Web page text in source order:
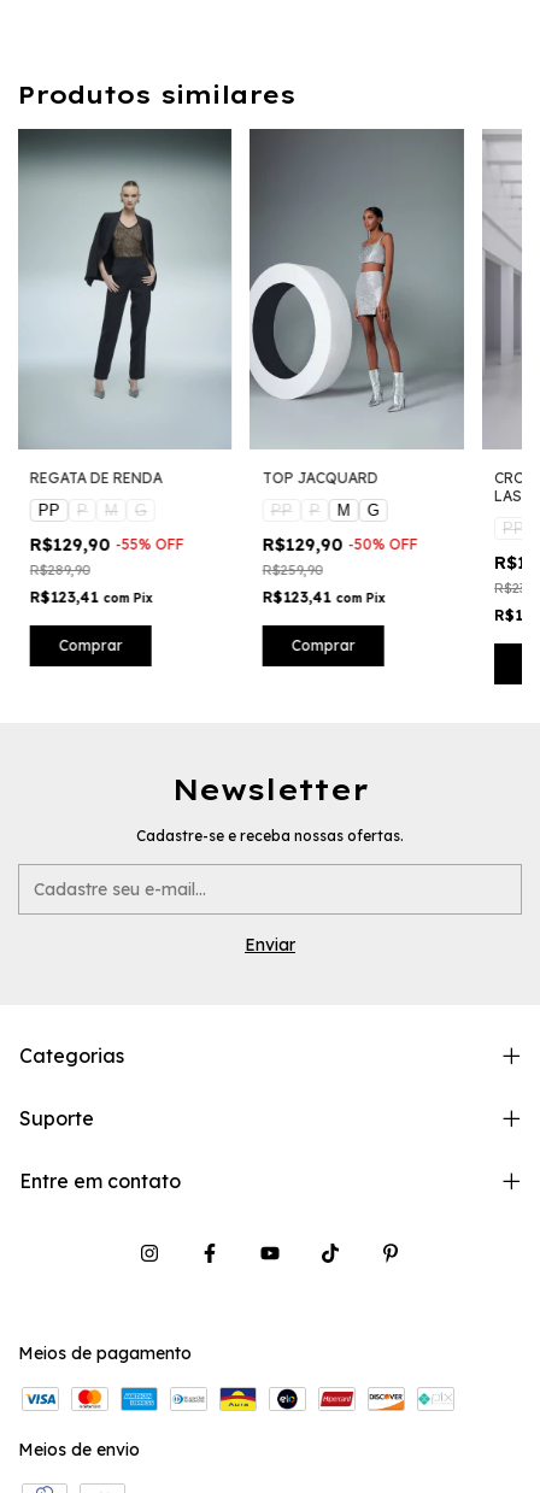
Produtos similares
REGATA DE RENDA
PP
P M G
R$129,90 -55% OFF
R$289,90
R$123,41 com Pix
Comprar
TOP JACQUARD
PP
P M G
R$129,90 -50% OFF
R$259,90
R$123,41 com Pix
Comprar
PP
Newsletter
Cadastre-se e receba nossas ofertas.
Categorias
Suporte
Entre em contato
Meios de pagamento
Meios de envio